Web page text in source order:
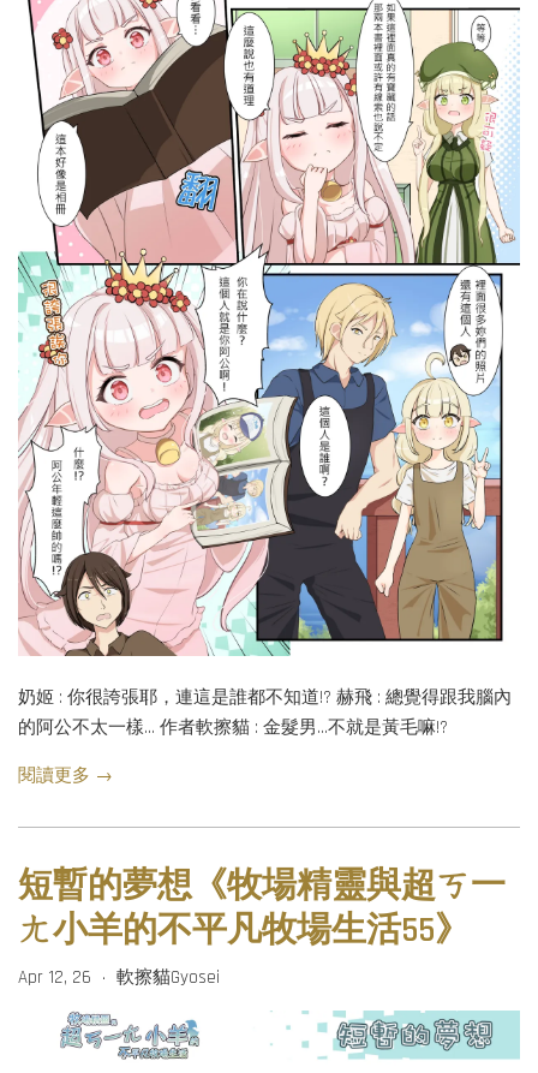
奶姬 : 你很誇張耶，連這是誰都不知道!? 赫飛 : 總覺得跟我腦內
的阿公不太一樣... 作者軟擦貓 : 金髮男...不就是黃毛嘛!?
閱讀更多 →
短暫的夢想《牧場精靈與超ㄎ一
ㄤ小羊的不平凡牧場生活55》
Apr 12, 26 • 軟擦貓Gyosei